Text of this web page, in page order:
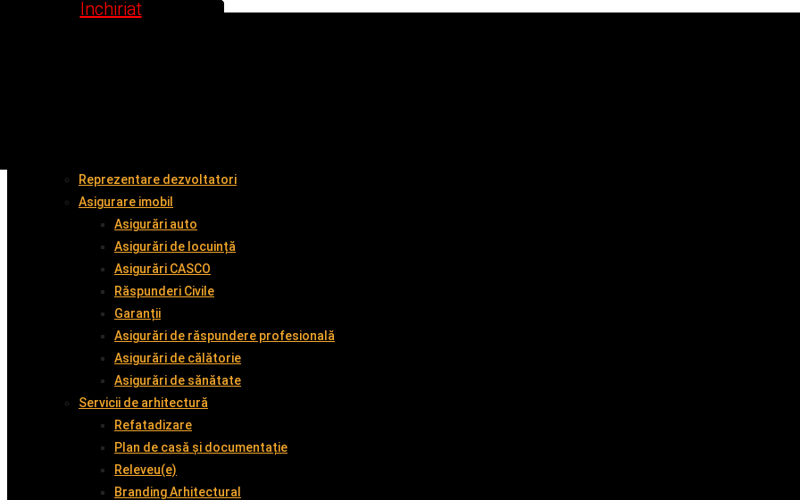
Reprezentare dezvoltatori
Asigurare imobil
Asigurări auto
Asigurări de locuință
Asigurări CASCO
Răspunderi Civile
Garanții
Asigurări de răspundere profesională
Asigurări de călătorie
Asigurări de sănătate
Servicii de arhitectură
Refatadizare
Plan de casă și documentație
Releveu(e)
Branding Arhitectural
Inchiriat
Inchiriat
Inchiriat
Inchiriat
Inchiriat
Inchiriat
Inchiriat
Inchiriat
Inchiriat